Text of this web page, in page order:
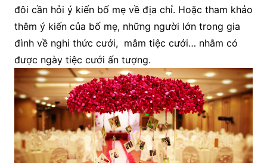
đôi cần hỏi ý kiến bố mẹ về địa chỉ. Hoặc tham khảo
thêm ý kiến của bố mẹ, những người lớn trong gia
đình về nghi thức cưới, mâm tiệc cưới… nhằm có
được ngày tiệc cưới ấn tượng.